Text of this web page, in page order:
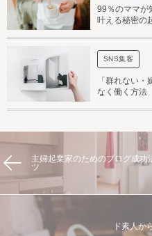
99％のママが
叶える秘密の
SNS集客
「群れない
なく働く方法
主婦起業家のためのブログ成功
ツ
ド素人か